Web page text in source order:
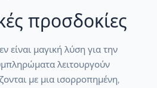
προσδοκίες
είναι μαγική λύση για την
λειτουργούν
με μια ισορροπημένη,